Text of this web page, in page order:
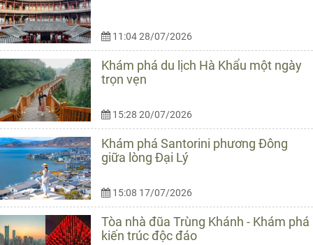
11:04 28/07/2026
Khám phá du lịch Hà Khẩu một ngày
trọn vẹn
15:28 20/07/2026
Khám phá Santorini phương Đông
giữa lòng Đại Lý
15:08 17/07/2026
Tòa nhà đũa Trùng Khánh - Khám phá
kiến trúc độc đáo